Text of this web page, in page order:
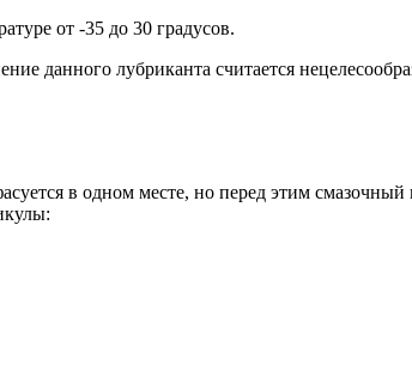
от -35 до 30 градусов.
данного лубриканта считается
в одном месте, но перед этим смазочный